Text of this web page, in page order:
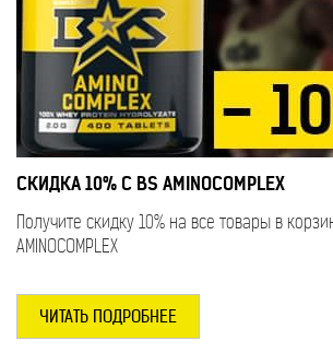
СКИДКА 10% С BS АМINOCOMPLEX
Получите скидку 10% на все товары в
АМINOCOMPLEX
ЧИТАТЬ ПОДРОБНЕЕ